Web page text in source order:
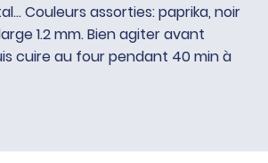
Couleurs assorties: paprika, noir
1.2 mm. Bien agiter avant
cuire au four pendant 40 min à